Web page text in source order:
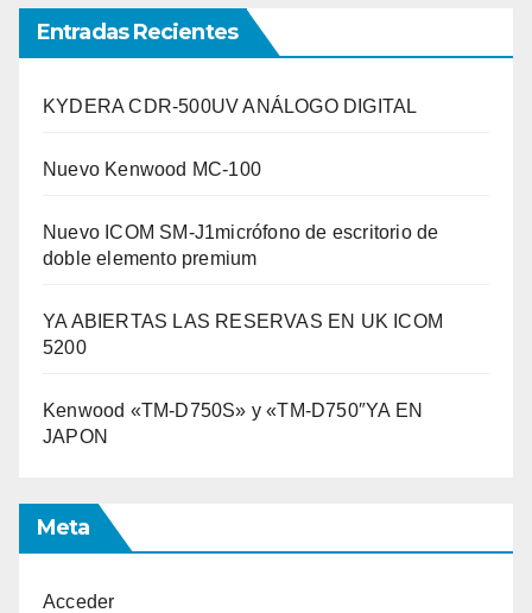
Entradas Recientes
KYDERA CDR-500UV ANÁLOGO DIGITAL
Nuevo Kenwood MC-100
Nuevo ICOM SM-J1micrófono de escritorio de
doble elemento premium
YA ABIERTAS LAS RESERVAS EN UK ICOM
5200
Kenwood «TM-D750S» y «TM-D750″YA EN
JAPON
Meta
Acceder